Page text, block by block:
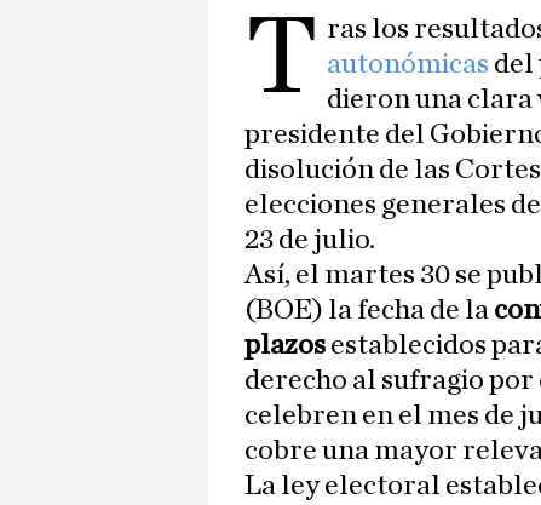
T ras los
autonómicas del
dieron una
presidente del
disolución de las
elecciones generales
23 de julio.
Así, el martes 30 se
(BOE) la fecha de la
plazos establecidos
derecho al sufragio
celebren en el mes de
cobre una mayor
La ley electoral